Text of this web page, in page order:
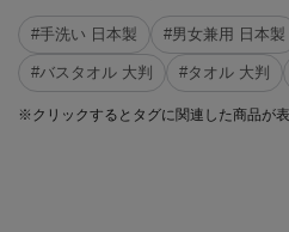
#手洗い 日本製 #男女兼用 日本製
#バスタオル 大判 #タオル 大判
※クリックするとタグに関連した商品が表